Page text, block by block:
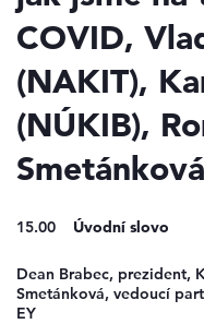
COVID,
(NAKIT),
(NÚKIB),
15.00 Úvodní slovo
Dean Brabec, prezident,
Smetánková, vedoucí
EY